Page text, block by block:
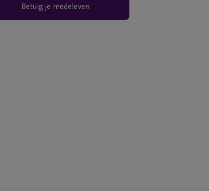
Betuig je medeleven